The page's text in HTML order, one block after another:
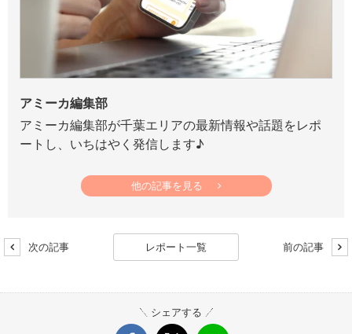
アミーカ編集部
アミーカ編集部が千葉エリアの最新情報や話題をレポ
ートし、いちはやく発信します♪
他の記事を見る
次の記事 レポート一覧 前の記事
シェアする